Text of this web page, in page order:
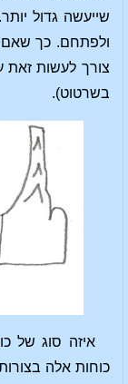
שייעשה גדול
ולפתחם. כך שאם
צורך לעשות זאת
בשרטוט).
איזה סוג של
כוחות אלה